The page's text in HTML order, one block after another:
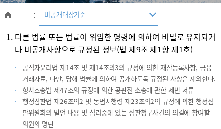
해
어
업
관
리
메
인
비공개대상기준
다른 법률 또는 법률이 위임한 명령에 의하여 비밀로 유지되거
나 비공개사항으로 규정된 정보(법 제9조 제1항 제1호)
공직자윤리법 제14조 및 제14조의3의 규정에 의한 재산등록사항, 금융
거래자료, 다만, 당해 법률에 의하여 공개하도록 규정된 사항은 제외한다.
형사소송법 제47조의 규정에 의한 공판전 소송에 관한 제반 서류
행정심판법 제26조의2 및 동법시행령 제23조의2의 규정에 의한 행정심
판위원회의 발언 내용 및 심리중에 있는 심판청구사건의 의결에 참여할
의원의 명단